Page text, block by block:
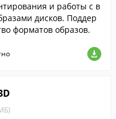
и работы с в
дисков. Поддер
форматов образов.